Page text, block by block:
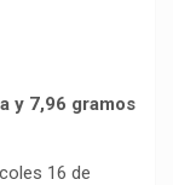
y 7,96 gramos